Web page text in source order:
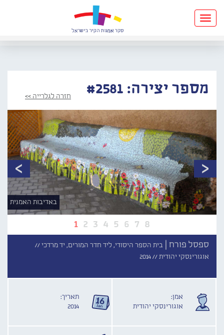
Toggle
navigation
מספר יצירה: #2581 חזרה לגלרייה >>
1 2 3 4 5 6 7 8
באדיבות האמנית
ספסל פורח | בית הספר היסודי, ליד חדר המורים, יד מרדכי //
אוגורינסקי יהודית //2014
אמן:
אוגורינסקי יהודית
תאריך:
2014